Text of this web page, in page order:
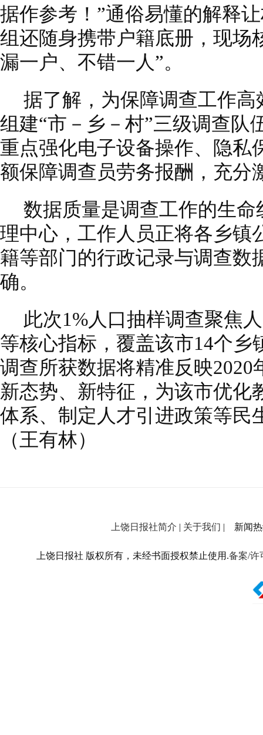
据作参考！”通俗易懂的解释
组还随身携带户籍底册，现场
漏一户、不错一人”。
据了解，为保障调查工作
组建“市－乡－村”三级调查队
重点强化电子设备操作、隐私
额保障调查员劳务报酬，充分
数据质量是调查工作的生
理中心，工作人员正将各乡镇
籍等部门的行政记录与调查数
确。
此次1%人口抽样调查聚焦
等核心指标，覆盖该市14个乡
调查所获数据将精准反映
新态势、新特征，为该市优化
体系、制定人才引进政策等民
（王有林）
上饶日报社简介 | 关于我们 | 新闻热
上饶日报社 版权所有，未经书面授权禁止使用.备案/许